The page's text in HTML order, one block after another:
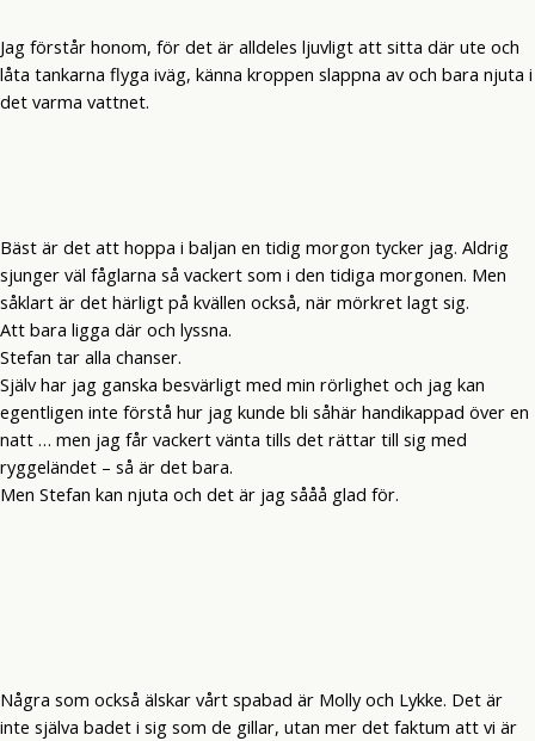
Jag förstår honom, för det är alldeles ljuvligt att sitta där ute och
låta tankarna flyga iväg, känna kroppen slappna av och bara njuta i
det varma vattnet.
Bäst är det att hoppa i baljan en tidig morgon tycker jag. Aldrig
sjunger väl fåglarna så vackert som i den tidiga morgonen. Men
såklart är det härligt på kvällen också, när mörkret lagt sig.
Att bara ligga där och lyssna.
Stefan tar alla chanser.
Själv har jag ganska besvärligt med min rörlighet och jag kan
egentligen inte förstå hur jag kunde bli såhär handikappad över en
natt … men jag får vackert vänta tills det rättar till sig med
ryggeländet – så är det bara.
Men Stefan kan njuta och det är jag sååå glad för.
Några som också älskar vårt spabad är Molly och Lykke. Det är
inte själva badet i sig som de gillar, utan mer det faktum att vi är